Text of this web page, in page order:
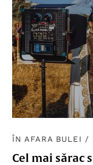
ÎN AFARA BULEI /
Cel mai sărac